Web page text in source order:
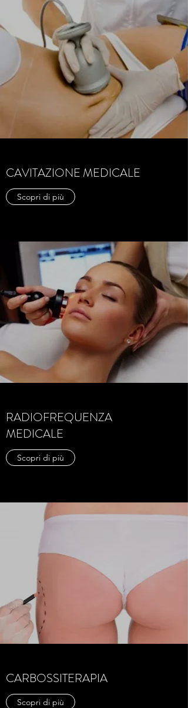
CAVITAZIONE MEDICALE
Scopri di più
RADIOFREQUENZA
MEDICALE
Scopri di più
CARBOSSITERAPIA
Scopri di più